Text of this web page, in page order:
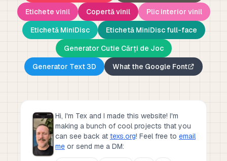
Etichete vinil
Copertă vinil
Plic interior vinil
Etichetă MiniDisc
Etichetă MiniDisc full-face
Generator Cutie Cărți de Joc
Generator Text 3D
What the Google Font
Hi, I'm Tex and I made this website! I'm
making a bunch of cool projects that you
can see back at texs.org! Feel free to email
me or send me a DM: